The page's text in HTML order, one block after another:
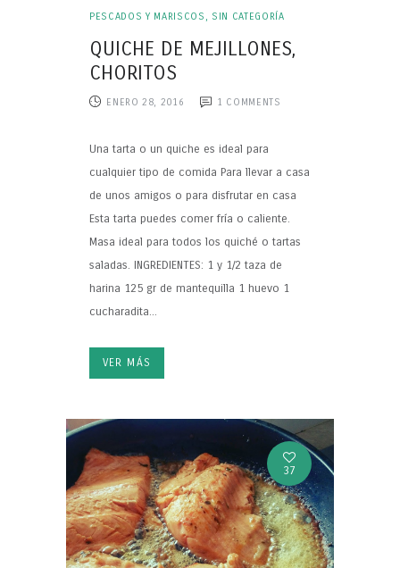
PESCADOS Y MARISCOS , SIN CATEGORÍA
QUICHE DE MEJILLONES,
CHORITOS
ENERO 28, 2016 1 COMMENTS
Una tarta o un quiche es ideal para
cualquier tipo de comida Para llevar a casa
de unos amigos o para disfrutar en casa
Esta tarta puedes comer fría o caliente.
Masa ideal para todos los quiché o tartas
saladas. INGREDIENTES: 1 y 1/2 taza de
harina 125 gr de mantequilla 1 huevo 1
cucharadita...
VER MÁS
37